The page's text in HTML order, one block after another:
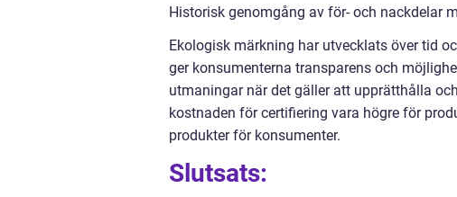
Historisk genomgång av för- och nackdelar
Ekologisk märkning har utvecklats över tid
ger konsumenterna transparens och
utmaningar när det gäller att upprätthålla
kostnaden för certifiering vara högre för
produkter för konsumenter.
Slutsats: